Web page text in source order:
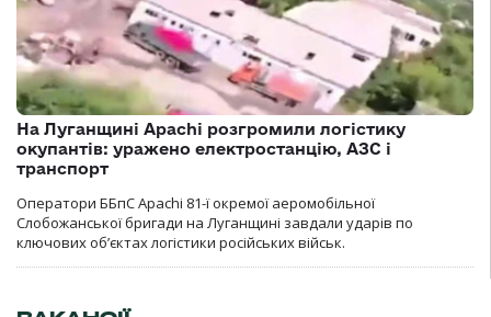
На Луганщині Apachi розгромили логістику
окупантів: уражено електростанцію, АЗС і
транспорт
Оператори ББпС Apachi 81-ї окремої аеромобільної
Слобожанської бригади на Луганщині завдали ударів по
ключових об’єктах логістики російських військ.